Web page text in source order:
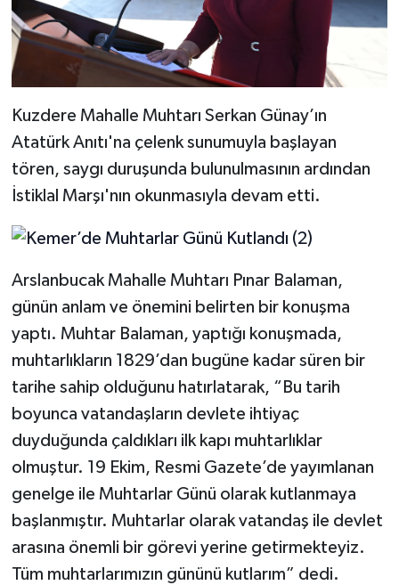
Kuzdere Mahalle Muhtarı Serkan Günay’ın
Atatürk Anıtı'na çelenk sunumuyla başlayan
tören, saygı duruşunda bulunulmasının ardından
İstiklal Marşı'nın okunmasıyla devam etti.
Arslanbucak Mahalle Muhtarı Pınar Balaman,
günün anlam ve önemini belirten bir konuşma
yaptı. Muhtar Balaman, yaptığı konuşmada,
muhtarlıkların 1829’dan bugüne kadar süren bir
tarihe sahip olduğunu hatırlatarak, “Bu tarih
boyunca vatandaşların devlete ihtiyaç
duyduğunda çaldıkları ilk kapı muhtarlıklar
olmuştur. 19 Ekim, Resmi Gazete’de yayımlanan
genelge ile Muhtarlar Günü olarak kutlanmaya
başlanmıştır. Muhtarlar olarak vatandaş ile devlet
arasına önemli bir görevi yerine getirmekteyiz.
Tüm muhtarlarımızın gününü kutlarım” dedi.